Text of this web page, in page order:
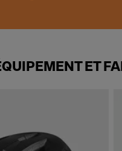
ET